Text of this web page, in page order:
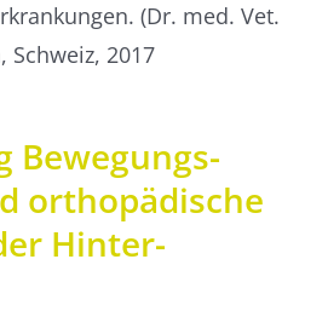
(Dr. med. Vet.
Schweiz, 2017
Bewegungs­
ortho­pädische
Hinter­